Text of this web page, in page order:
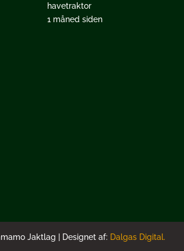
havetraktor
1 måned siden
Jaktlag | Designet af: Dalgas Digital.